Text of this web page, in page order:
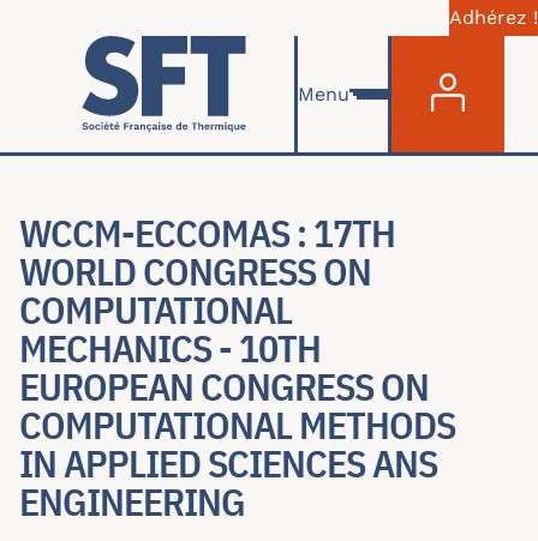
Aller au contenu principal
Adhérez !
Menu
WCCM-ECCOMAS : 17TH
WORLD CONGRESS ON
COMPUTATIONAL
MECHANICS - 10TH
EUROPEAN CONGRESS ON
COMPUTATIONAL METHODS
IN APPLIED SCIENCES ANS
ENGINEERING